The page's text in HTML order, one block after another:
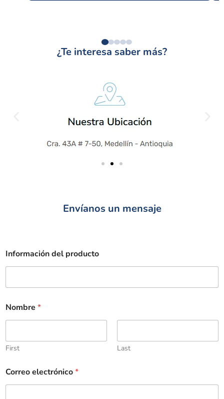
¿Te interesa saber más?
Envíanos un mensaje
Información del producto
Nombre *
First Last
Correo electrónico*